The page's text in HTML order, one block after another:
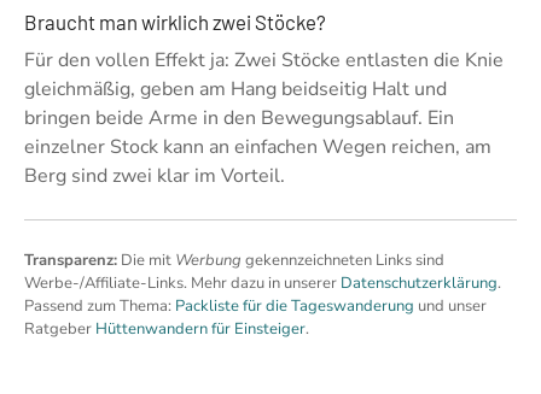
Braucht man wirklich zwei Stöcke?
Für den vollen Effekt ja: Zwei Stöcke entlasten die Knie
gleichmäßig, geben am Hang beidseitig Halt und
bringen beide Arme in den Bewegungsablauf. Ein
einzelner Stock kann an einfachen Wegen reichen, am
Berg sind zwei klar im Vorteil.
Transparenz: Die mit Werbung gekennzeichneten Links sind
Werbe-/Affiliate-Links. Mehr dazu in unserer Datenschutzerklärung.
Passend zum Thema: Packliste für die Tageswanderung und unser
Ratgeber Hüttenwandern für Einsteiger.